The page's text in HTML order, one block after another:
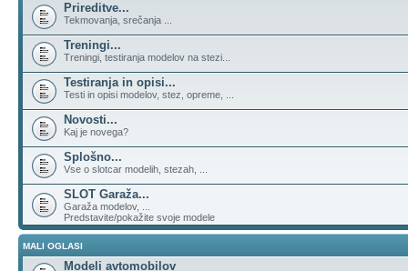
Prireditve...
Tekmovanja, srečanja ...
Treningi...
Treningi, testiranja modelov na stezi...
Testiranja in opisi...
Testi in opisi modelov, stez, opreme, ...
Novosti...
Kaj je novega?
Splošno...
Vse o slotcar modelih, stezah, ...
SLOT Garaža...
Garaža modelov, ...
Predstavite/pokažite svoje modele
MALI OGLASI
Modeli avtomobilov